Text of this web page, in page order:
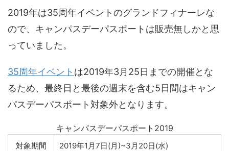
2019年は35周年イベントのグランドフィナーレな
ので、キャンパスデーパスポートは販売無しかと思
っていました。
35周年イベント は2019年3月25日までの開催とな
るため、最終日と最後の週末を含む5日間はキャン
パスデーパスポート対象外となります。
キャンパスデーパスポート2019
対象期間 2019年1月7日(月)~3月20日(水)